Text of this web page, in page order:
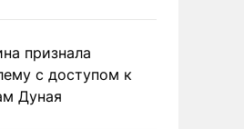
признала
с доступом к
Дуная